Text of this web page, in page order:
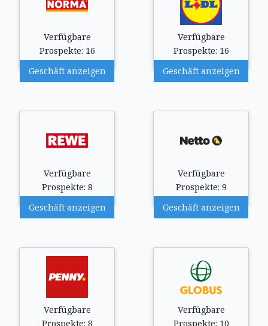
Verfügbare
Prospekte: 16
Geschäft anzeigen
Verfügbare
Prospekte: 16
Geschäft anzeigen
Verfügbare
Prospekte: 8
Geschäft anzeigen
Verfügbare
Prospekte: 9
Geschäft anzeigen
Verfügbare
Prospekte: 8
Verfügbare
Prospekte: 10